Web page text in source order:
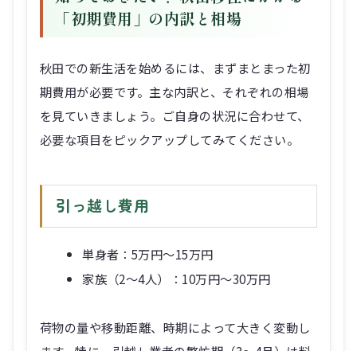
「初期費用」の内訳と相場
秋田での新生活を始めるには、まずまとまった初
期費用が必要です。主な内訳と、それぞれの相場
を見ていきましょう。ご自身の状況に合わせて、
必要な項目をピックアップしてみてください。
引っ越し費用
単身者：5万円～15万円
家族（2～4人）：10万円～30万円
荷物の量や移動距離、時期によって大きく変動し